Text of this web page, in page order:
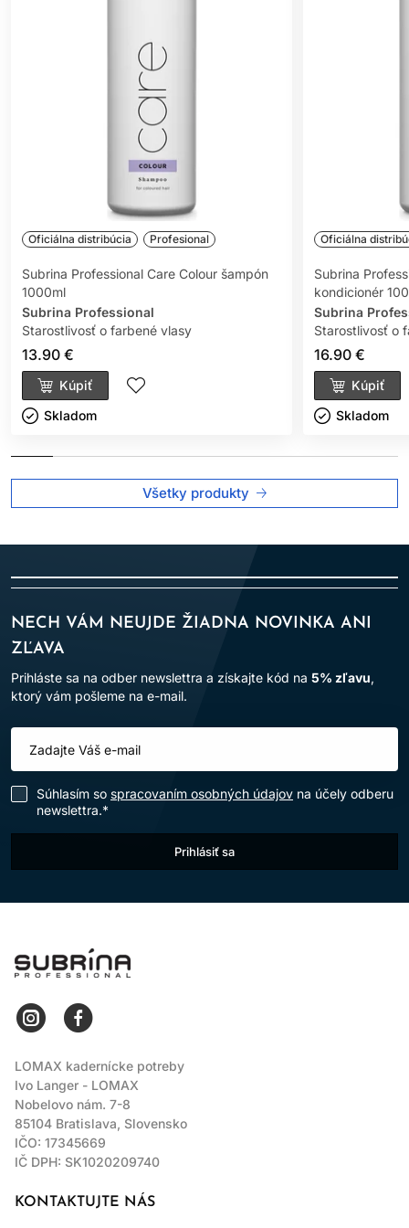
Oficiálna distribúcia Profesional
Subrina Professional Care Colour šampón
1000ml
Subrina Professional
Starostlivosť o farbené vlasy
13.90 €
Kúpiť
Skladom ㅤ
Oficiálna
Subrina
kondicionér
Subrina
Starostlivosť o
16.90 €
Kúpiť
Skladom ㅤ
Všetky produkty
NECH VÁM NEUJDE ŽIADNA NOVINKA ANI
ZĽAVA
Prihláste sa na odber newslettra a získajte kód na 5% zľavu,
ktorý vám pošleme na e-mail.
Súhlasím so spracovaním osobných údajov na účely odberu
newslettra.*
Prihlásiť sa
LOMAX
LOMAX kadernícke potreby
Ivo Langer - LOMAX
Nobelovo nám. 7-8
85104 Bratislava, Slovensko
IČO: 17345669
IČ DPH: SK1020209740
KONTAKTUJTE NÁS